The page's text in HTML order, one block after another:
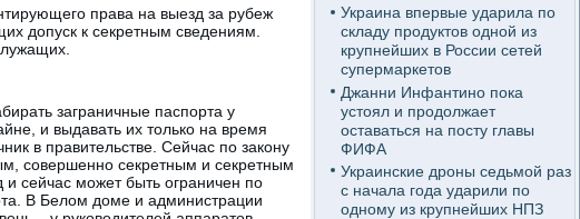
права на выезд за рубеж
допуск к секретным сведениям.
заграничные паспорта у
и выдавать их только на время
в правительстве. Сейчас по закону
совершенно секретным и секретным
сейчас может быть ограничен по
В Белом доме и администрации
Украина впервые ударила по
складу продуктов одной из
крупнейших в России сетей
супермаркетов
Джанни Инфантино пока
устоял и продолжает
оставаться на посту главы
ФИФА
Украинские дроны седьмой раз
с начала года ударили по
одному из крупнейших НПЗ